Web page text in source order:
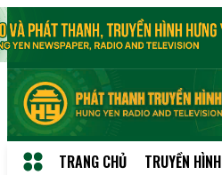
TRANG CHỦ TRUYỀN HÌNH